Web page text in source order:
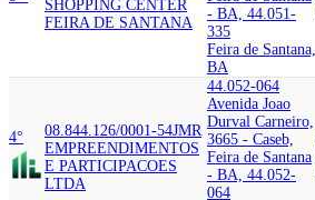
SHOPPING CENTER
FEIRA DE SANTANA
- BA, 44.051-
335
Feira de Santana,
BA
4° 08.844.126/0001-54JMR
EMPREENDIMENTOS
E PARTICIPACOES
LTDA
44.052-064
Avenida Joao
Durval Carneiro,
3665 - Caseb,
Feira de Santana
- BA, 44.052-
064